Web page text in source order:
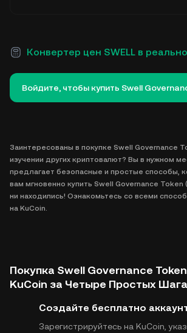
Конвертер цен SWELL в
Войдите, чтобы купить Swell
Заинтересованы в покупке Swell Governance
изучении других криптовалют? Вы в нужном
предлагает безопасные и простые способы,
вам мгновенно купить Swell Governance Token
ни находились! Ознакомьтесь со всеми
на KuCoin.
Покупка Swell Governance Token
KuCoin за Четыре Простых Шага
Создайте бесплатно
Зарегистрируйтесь на KuCoin,